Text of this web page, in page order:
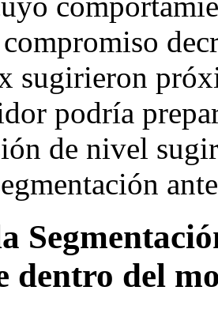
sugirieron
podría
de nivel
dentro del